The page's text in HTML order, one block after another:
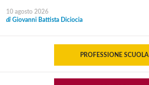
10 agosto 2026
di Giovanni Battista Diciocia
PROFESSIONE SCUOLA